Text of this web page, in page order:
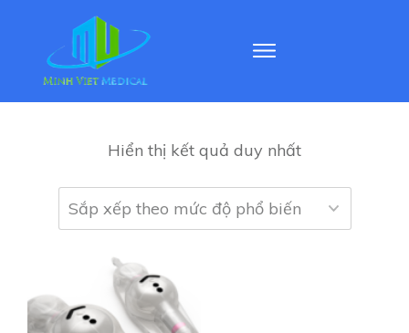
Hiển thị kết quả duy nhất